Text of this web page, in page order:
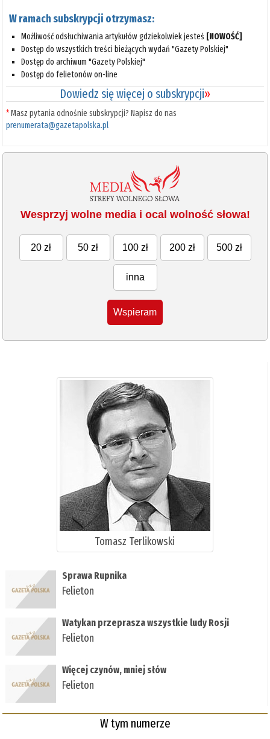
W ramach subskrypcji otrzymasz:
Możliwość odsłuchiwania artykułów gdziekolwiek jesteś [NOWOŚĆ]
Dostęp do wszystkich treści bieżących wydań "Gazety Polskiej"
Dostęp do archiwum "Gazety Polskiej"
Dostęp do felietonów on-line
Dowiedz się więcej o subskrypcji»
*Masz pytania odnośnie subskrypcji? Napisz do nas
prenumerata@gazetapolska.pl
Wesprzyj wolne media i ocal wolność słowa!
20 zł 50 zł 100 zł 200 zł 500 zł
inna
Wspieram
Tomasz Terlikowski
Sprawa Rupnika
Felieton
Watykan przeprasza wszystkie ludy Rosji
Felieton
Więcej czynów, mniej słów
Felieton
W tym numerze